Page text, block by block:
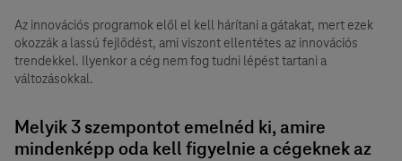
Az innovációs programok elől el kell hárítani a gátakat, mert ezek
okozzák a lassú fejlődést, ami viszont ellentétes az innovációs
trendekkel. Ilyenkor a cég nem fog tudni lépést tartani a
változásokkal.
Melyik 3 szempontot emelnéd ki, amire
mindenképp oda kell figyelnie a cégeknek az